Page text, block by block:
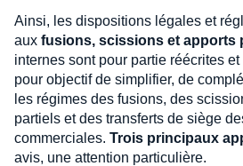
Ainsi, les dispositions légales et
aux fusions, scissions et apports
internes sont pour partie réécrites
pour objectif de simplifier, de
les régimes des fusions, des
partiels et des transferts de siège
commerciales. Trois principaux
avis, une attention particulière.